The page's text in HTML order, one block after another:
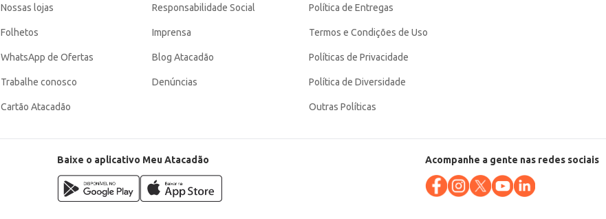
Nossas lojas
Folhetos
WhatsApp de Ofertas
Trabalhe conosco
Cartão Atacadão
Responsabilidade Social
Imprensa
Blog Atacadão
Denúncias
Política de Entregas
Termos e Condições de Uso
Políticas de Privacidade
Política de Diversidade
Outras Políticas
Baixe o aplicativo Meu Atacadão Acompanhe a gente nas redes sociais